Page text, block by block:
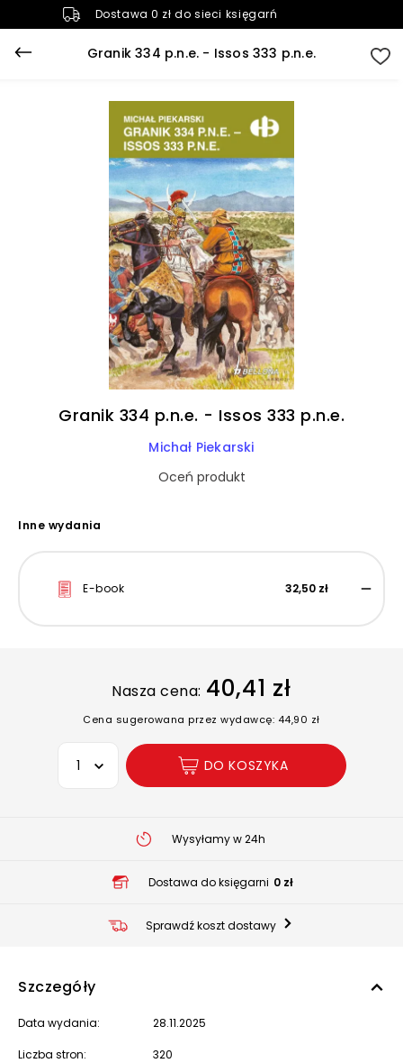
Dostawa 0 zł do sieci księgarń
Granik 334 p.n.e. - Issos 333 p.n.e.
Granik 334 p.n.e. - Issos 333 p.n.e.
Michał Piekarski
Oceń produkt
Inne wydania
E-book 32,50 zł
Nasza cena: 40,41 zł
Cena sugerowana przez wydawcę: 44,90 zł
Wybierz opcję
DO KOSZYKA
Wysyłamy w 24h
Dostawa do księgarni 0 zł
Sprawdź koszt dostawy
Szczegóły
Data wydania: 28.11.2025
Liczba stron: 320